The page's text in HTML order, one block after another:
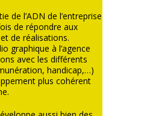
de l’ADN de l’entreprise
de répondre aux
de réalisations.
graphique à l’agence
avec les différents
handicap,…)
plus cohérent